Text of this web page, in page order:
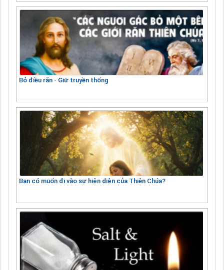
Bỏ điều răn - Giữ truyền thống
Bạn có muốn đi vào sự hiện diện của Thiên Chúa?